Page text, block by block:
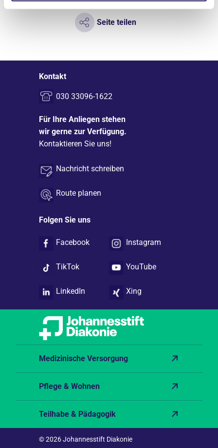
Seite teilen
Kontakt
030 33096-1622
Für Ihre Anliegen stehen
wir gerne zur Verfügung.
Kontaktieren Sie uns!
Nachricht schreiben
Route planen
Folgen Sie uns
Facebook Instagram
TikTok YouTube
LinkedIn Xing
Medizinische Versorgung
Pflege & Wohnen
Teilhabe & Pädagogik
© 2026 Johannesstift Diakonie